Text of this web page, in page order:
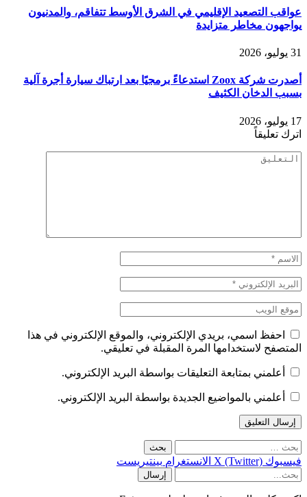
عواقب التصعيد الإقليمي في الشرق الأوسط تتفاقم، والمدنيون
يواجهون مخاطر متزايدة
31 يوليو، 2026
أصدرت شركة Zoox استدعاءً برمجيًا بعد ارتباك سيارة أجرة آلية
بسبب الدخان الكثيف
17 يوليو، 2026
اترك تعليقاً
احفظ اسمي، بريدي الإلكتروني، والموقع الإلكتروني في هذا
المتصفح لاستخدامها المرة المقبلة في تعليقي.
أعلمني بمتابعة التعليقات بواسطة البريد الإلكتروني.
أعلمني بالمواضيع الجديدة بواسطة البريد الإلكتروني.
البحث
عن:
فيسبوك X (Twitter) الانستغرام بينتيريست
إرسال